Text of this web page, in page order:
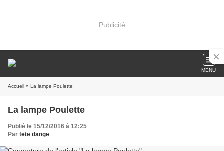
Publicité
MENU
Accueil » La lampe Poulette
La lampe Poulette
Publié le 15/12/2016 à 12:25
Par tete dange